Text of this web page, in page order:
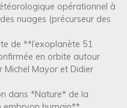
opérationnel à
nuages (précurseur des
de **l’exoplanète 51
en orbite autour
Michel Mayor et Didier
dans *Nature* de la